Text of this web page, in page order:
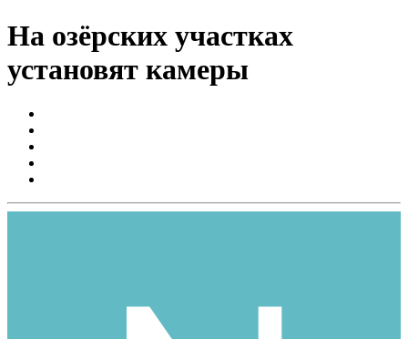
На озёрских участках
установят камеры